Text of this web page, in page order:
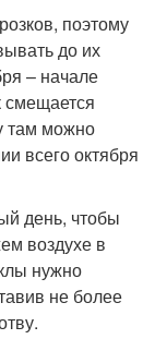
поэтому
до их
– начале
смещается
там можно
всего октября
день, чтобы
воздухе в
нужно
не более